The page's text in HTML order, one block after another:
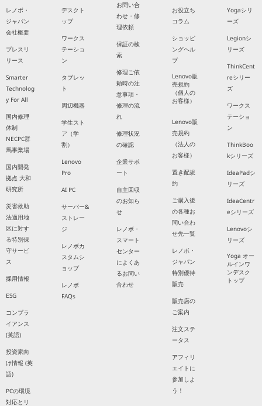
レノボ・
ジャパン
会社概要
プレスリ
リース
Smarter
Technolog
y For All
国内修理
体制
NECPC群
馬事業場
国内開発
拠点 大和
研究所
災害救助
法適用地
区に対す
る特別保
守サービ
ス
採用情報
ESG
コンプラ
イアンス
(英語)
投資家向
け情報 (英
語)
PCの環境
対応とリ
デスクト
ップ
ワークス
テーショ
ン
タブレッ
ト
周辺機器
学生スト
ア（学
割）
Lenovo
Pro
AI PC
サーバー&
ストレー
ジ
レノボカ
スタムシ
ョップ
レノボ
FAQs
お問い合
わせ・修
理依頼
保証の検
索
修理ご依
頼時の注
意事項・
修理の流
れ
修理状況
の確認
企業サポ
ート
自主回収
のお知ら
せ
レノボ・
スマート
センター
によくあ
るお問い
合わせ
お役立ち
コラム
ショッピ
ングヘル
プ
Lenovo販
売規約
（個人の
お客様）
Lenovo販
売規約
（法人の
お客様）
置き配規
約
ご購入後
の各種お
問い合わ
せ先一覧
レノボ・
ジャパン
特別優待
販売
販売店の
ご案内
注文ステ
ータス
アフィリ
エイトに
参加しよ
う！
Yogaシリ
ーズ
Legionシ
リーズ
ThinkCent
reシリー
ズ
ワークス
テーショ
ン
ThinkBoo
kシリーズ
IdeaPadシ
リーズ
IdeaCentr
eシリーズ
Lenovoシ
リーズ
Yoga オー
ルインワ
ンデスク
トップ